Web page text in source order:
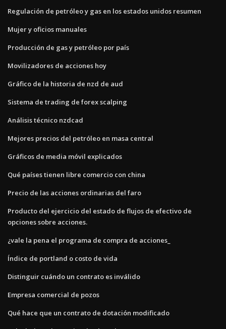
Regulación de petróleo y gas en los estados unidos resumen
Mujer y oficios manuales
Producción de gas y petróleo por país
Movilizadores de acciones hoy
Gráfico de la historia de nzd de aud
Sistema de trading de forex scalping
Análisis técnico nzdcad
Mejores precios del petróleo en masa central
Gráficos de media móvil explicados
Qué países tienen libre comercio con china
Precio de las acciones ordinarias del faro
Producto del ejercicio del estado de flujos de efectivo de
opciones sobre acciones.
¿vale la pena el programa de compra de acciones_
Índice de portland o costo de vida
Distinguir cuándo un contrato es inválido
Empresa comercial de pozos
Qué hace que un contrato de dotación modificado